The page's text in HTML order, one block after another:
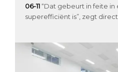
06-11 “Dat gebeurt in feite in
superefficiënt is”, zegt